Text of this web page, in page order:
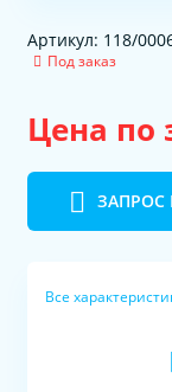
Артикул: 118/
Под заказ
Цена по
ЗАПРОС
Все